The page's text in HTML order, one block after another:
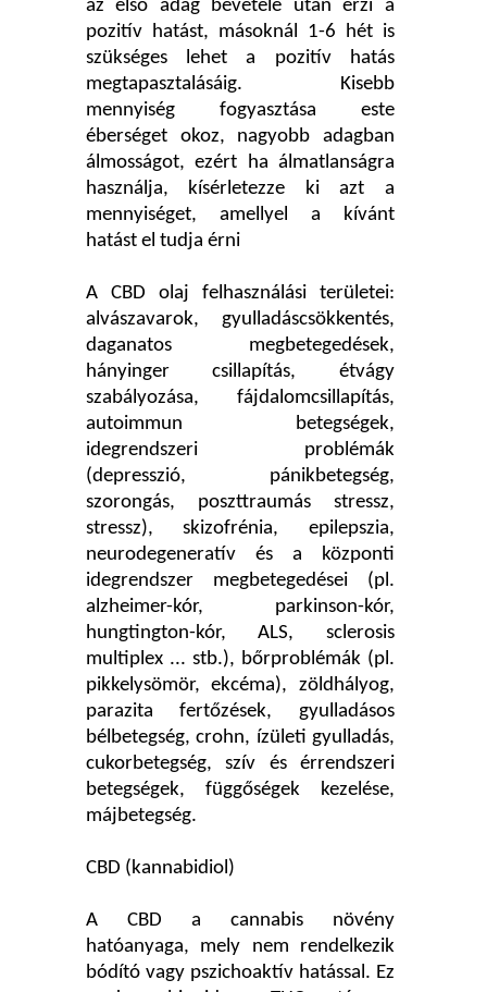
az első adag bevétele után érzi a
pozitív hatást, másoknál 1-6 hét is
szükséges lehet a pozitív hatás
megtapasztalásáig. Kisebb
mennyiség fogyasztása este
éberséget okoz, nagyobb adagban
álmosságot, ezért ha álmatlanságra
használja, kísérletezze ki azt a
mennyiséget, amellyel a kívánt
hatást el tudja érni
A CBD olaj felhasználási területei:
alvászavarok, gyulladáscsökkentés,
daganatos megbetegedések,
hányinger csillapítás, étvágy
szabályozása, fájdalomcsillapítás,
autoimmun betegségek,
idegrendszeri problémák
(depresszió, pánikbetegség,
szorongás, poszttraumás stressz,
stressz), skizofrénia, epilepszia,
neurodegeneratív és a központi
idegrendszer megbetegedései (pl.
alzheimer-kór, parkinson-kór,
hungtington-kór, ALS, sclerosis
multiplex ... stb.), bőrproblémák (pl.
pikkelysömör, ekcéma), zöldhályog,
parazita fertőzések, gyulladásos
bélbetegség, crohn, ízületi gyulladás,
cukorbetegség, szív és érrendszeri
betegségek, függőségek kezelése,
májbetegség.
CBD (kannabidiol)
A CBD a cannabis növény
hatóanyaga, mely nem rendelkezik
bódító vagy pszichoaktív hatással. Ez